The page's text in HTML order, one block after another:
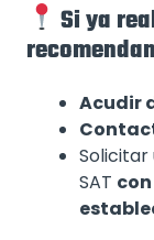
Si ya
Acudir
Solicitar
SAT